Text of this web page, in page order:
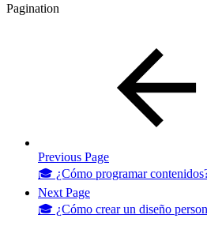
Pagination
Previous Page
🎓 ¿Cómo programar
Next Page
🎓 ¿Cómo crear un diseño